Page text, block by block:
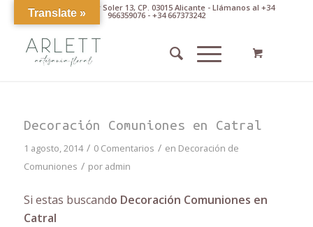
Av. Pintor Xavier Soler 13, CP. 03015 Alicante - Llámanos al +34
966359076 - +34 667373242
Decoración Comuniones en Catral
1 agosto, 2014 / 0 Comentarios / en Decoración de
Comuniones / por admin
Si estas buscando Decoración Comuniones en
Catral
Translate »